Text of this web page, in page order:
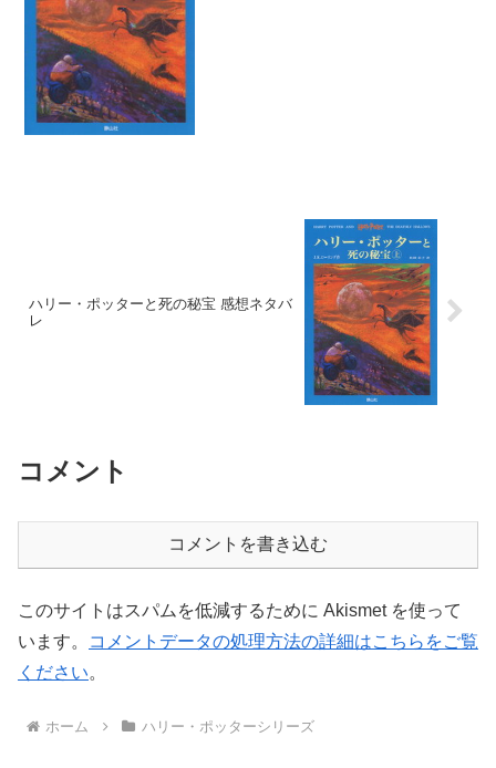
ハリー・ポッターと死の秘宝 感想ネタバ
レ
コメント
コメントを書き込む
このサイトはスパムを低減するために Akismet を使って
います。
コメントデータの処理方法の詳細はこちらをご覧
ください。
ホーム ハリー・ポッターシリーズ